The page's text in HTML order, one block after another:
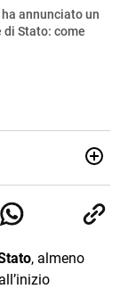
annunciato un
Stato: come
e quelle storie di
e lifestyle,
, almeno